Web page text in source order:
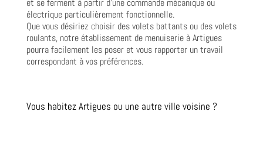
et se ferment à partir d’une commande mécanique ou
électrique particulièrement fonctionnelle.
Que vous désiriez choisir des volets battants ou des volets
roulants, notre établissement de menuiserie à Artigues
pourra facilement les poser et vous rapporter un travail
correspondant à vos préférences.
Vous habitez Artigues ou une autre ville voisine ?